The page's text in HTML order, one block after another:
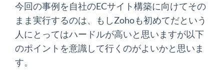
今回の事例を自社のECサイト構築に向けてその
まま実行するのは、もしZohoも初めてだという
人にとってはハードルが高いと思いますが以下
のポイントを意識して行くのがよいかと思いま
す。